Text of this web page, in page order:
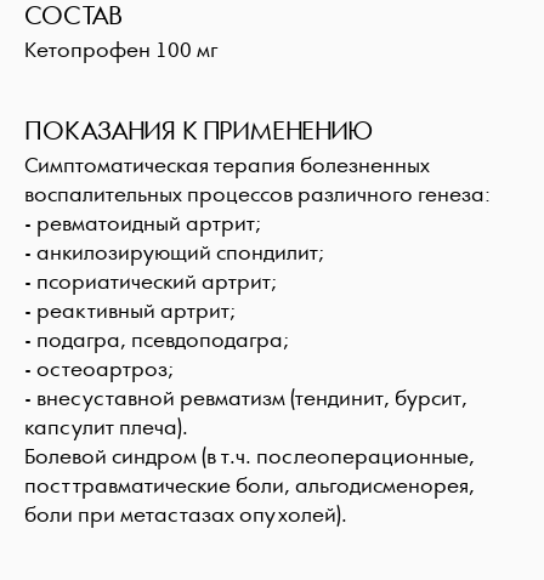
СОСТАВ
Кетопрофен 100 мг
ПОКАЗАНИЯ К ПРИМЕНЕНИЮ
Симптоматическая терапия болезненных
воспалительных процессов различного генеза:
- ревматоидный артрит;
- анкилозирующий спондилит;
- псориатический артрит;
- реактивный артрит;
- подагра, псевдоподагра;
- остеоартроз;
- внесуставной ревматизм (тендинит, бурсит,
капсулит плеча).
Болевой синдром (в т.ч. послеоперационные,
посттравматические боли, альгодисменорея,
боли при метастазах опухолей).